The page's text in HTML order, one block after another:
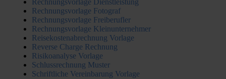
Rechnungsvorlage Dienstleistung
Rechnungsvorlage Fotograf
Rechnungsvorlage Freiberufler
Rechnungsvorlage Kleinunternehmer
Reisekostenabrechnung Vorlage
Reverse Charge Rechnung
Risikoanalyse Vorlage
Schlussrechnung Muster
Schriftliche Vereinbarung Vorlage